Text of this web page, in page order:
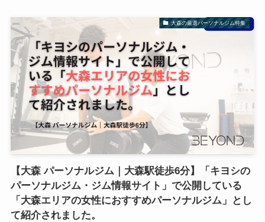
大森の厳選パーソナルジム特集
【大森 パーソナルジム｜大森駅徒歩6分】「キヨシの
パーソナルジム・ジム情報サイト」で公開している
「大森エリアの女性におすすめパーソナルジム」とし
て紹介されました。